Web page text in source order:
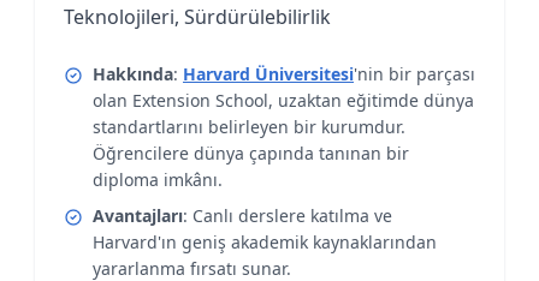
Teknolojileri, Sürdürülebilirlik
Hakkında: Harvard Üniversitesi'nin bir parçası
olan Extension School, uzaktan eğitimde dünya
standartlarını belirleyen bir kurumdur.
Öğrencilere dünya çapında tanınan bir
diploma imkânı.
Avantajları: Canlı derslere katılma ve
Harvard'ın geniş akademik kaynaklarından
yararlanma fırsatı sunar.